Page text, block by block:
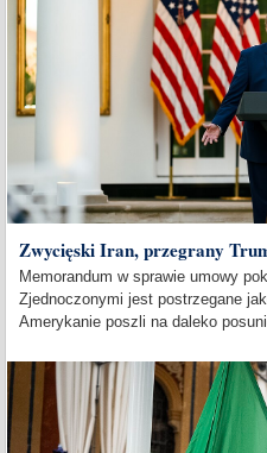
Zwycięski Iran, przegrany
Memorandum w sprawie umowy
Zjednoczonymi jest postrzegane
Amerykanie poszli na daleko